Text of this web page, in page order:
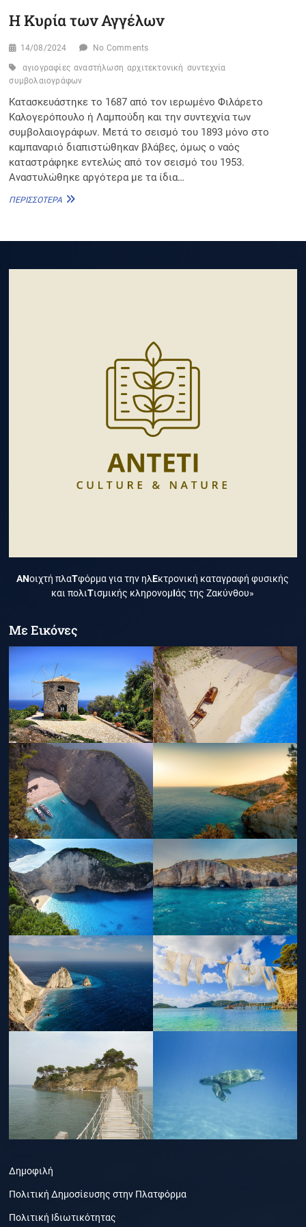
Η Κυρία των Αγγέλων
14/08/2024 No Comments
αγιογραφίες αναστήλωση αρχιτεκτονική συντεχνία
συμβολαιογράφων
Κατασκευάστηκε το 1687 από τον ιερωμένο Φιλάρετο
Καλογερόπουλο ή Λαμπούδη και την συντεχνία των
συμβολαιογράφων. Μετά το σεισμό του 1893 μόνο στο
καμπαναριό διαπιστώθηκαν βλάβες, όμως ο ναός
καταστράφηκε εντελώς από τον σεισμό του 1953.
Αναστυλώθηκε αργότερα με τα ίδια…
ΠΕΡΙΣΣΌΤΕΡΑ Η
ΑΝοιχτή πλαΤφόρμα για την ηλΕκτρονική καταγραφή φυσικής
και πολιΤισμικής κληρονομΙάς της Ζακύνθου»
Με Εικόνες
Δημοφιλή
Πολιτική Δημοσίευσης στην Πλατφόρμα
Πολιτική Ιδιωτικότητας